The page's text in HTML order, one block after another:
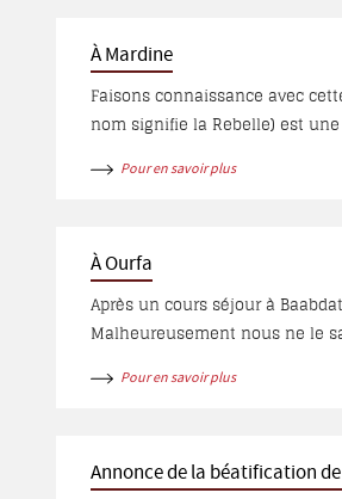
À Mardine
Faisons connaissance avec
nom signifie la Rebelle) est
150 chaldéennes, le reste est
Pour en savoir plus
À Ourfa
Après un cours séjour à Baabdath, Léonard rejoint la Mission.
Malheureusement nous ne le
Capucin en Mésopotamie…
Pour en savoir plus
Annonce de la béatification